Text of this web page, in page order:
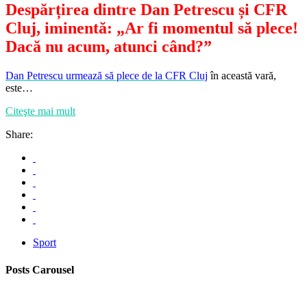
Despărțirea dintre Dan Petrescu și CFR
Cluj, iminentă: „Ar fi momentul să plece!
Dacă nu acum, atunci când?”
Dan Petrescu urmează să plece de la CFR Cluj în această vară,
este…
Citeşte mai mult
Share:
Sport
Posts Carousel